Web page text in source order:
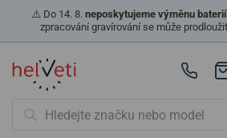
⚠️ Do 14. 8. neposkytujeme výměnu
zpracování gravírování se může